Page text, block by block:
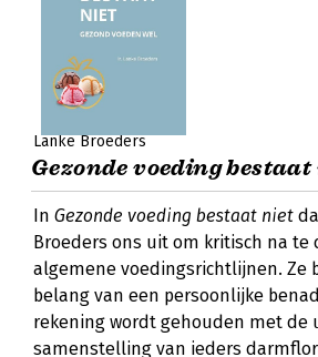
Lanke Broeders
Gezonde voeding
In Gezonde voeding bestaat niet
Broeders ons uit om kritisch na te
algemene voedingsrichtlijnen. Ze
belang van een persoonlijke
rekening wordt gehouden met de
samenstelling van ieders